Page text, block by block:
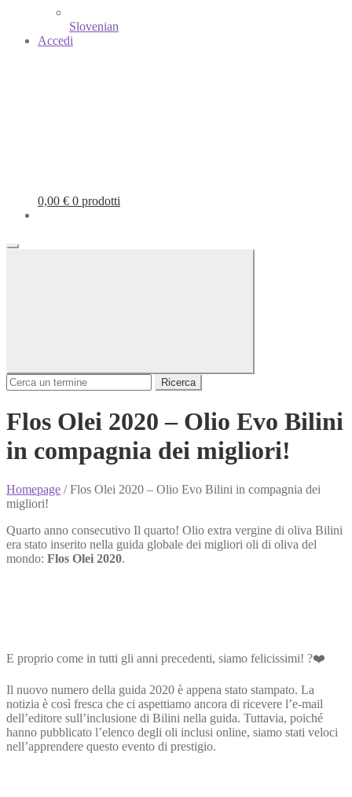
Slovenian
Accedi
0,00 € 0 prodotti
Ricerca
Flos Olei 2020 – Olio Evo Bilini
in compagnia dei migliori!
Homepage /Flos Olei 2020 – Olio Evo Bilini in compagnia dei
migliori!
Quarto anno consecutivo Il quarto! Olio extra vergine di oliva Bilini
era stato inserito nella guida globale dei migliori oli di oliva del
mondo: Flos Olei 2020.
E proprio come in tutti gli anni precedenti, siamo felicissimi! ?❤️
Il nuovo numero della guida 2020 è appena stato stampato. La
notizia è così fresca che ci aspettiamo ancora di ricevere l’e-mail
dell’editore sull’inclusione di Bilini nella guida. Tuttavia, poiché
hanno pubblicato l’elenco degli oli inclusi online, siamo stati veloci
nell’apprendere questo evento di prestigio.